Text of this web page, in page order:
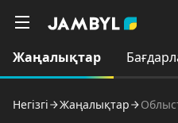
Жаңалықтар
Негізгі Жаңалықтар